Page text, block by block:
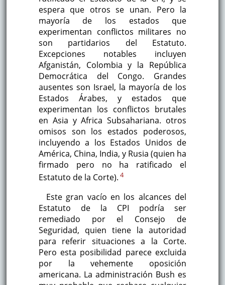
espera que otros se unan. Pero la
mayoría de los estados que
experimentan conflictos militares no
son partidarios del Estatuto.
Excepciones notables incluyen
Afganistán, Colombia y la República
Democrática del Congo. Grandes
ausentes son Israel, la mayoría de los
Estados Árabes, y estados que
experimentan los conflictos brutales
en Asia y Africa Subsahariana. otros
omisos son los estados poderosos,
incluyendo a los Estados Unidos de
América, China, India, y Rusia (quien ha
firmado pero no ha ratificado el
Estatuto de la Corte). 4
Este gran vacío en los alcances del
Estatuto de la CPI podría ser
remediado por el Consejo de
Seguridad, quien tiene la autoridad
para referir situaciones a la Corte.
Pero esta posibilidad parece excluida
por la vehemente oposición
americana. La administración Bush es